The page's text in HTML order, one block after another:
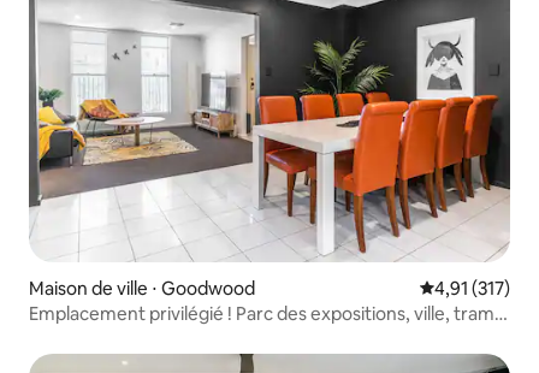
Maison de ville ⋅ Goodwood Évaluation
4,91 (317)
Emplacement privilégié ! Parc des expositions, ville, tram,